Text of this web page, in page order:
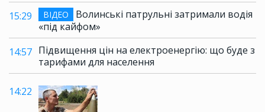
15:29
ВІДЕО
Волинські патрульні затримали водія
«під кайфом»
14:57 Підвищення цін на електроенергію: що буде з
тарифами для населення
14:22